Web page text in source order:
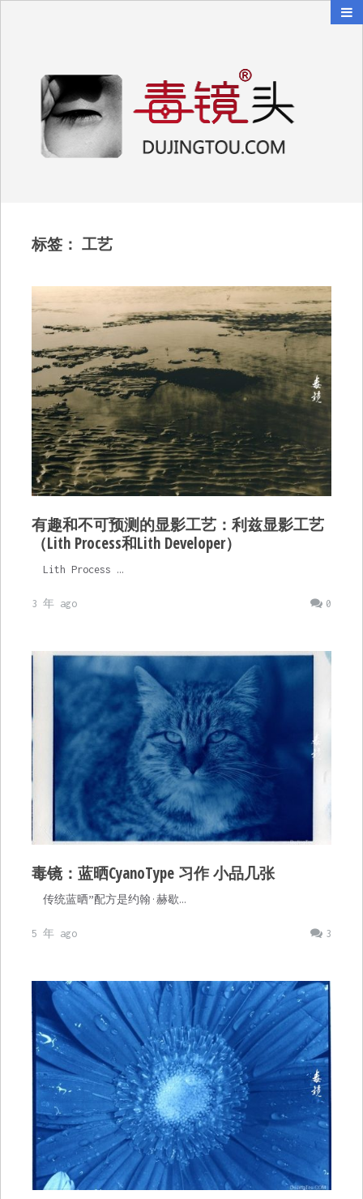
标签： 工艺
有趣和不可预测的显影工艺：利兹显影工艺
（Lith Process和Lith Developer）
Lith Process …
0
3 年 ago
毒镜：蓝晒CyanoType 习作 小品几张
传统蓝晒”配方是约翰·赫歇…
3
5 年 ago